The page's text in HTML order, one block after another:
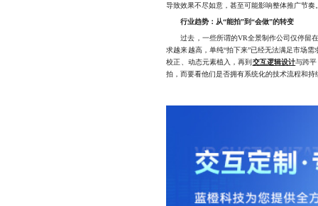
导致效果不尽如意，甚至可能影响整体推广节奏
行业趋势：从“能拍”到“会做”的转变
过去，一些所谓的VR全景制作公司仅停留在
求越来越高，单纯“拍下来”已经无法满足市场
校正、动态元素植入，再到 交互逻辑设计与跨
拍，而要看他们是否拥有系统化的技术流程和持